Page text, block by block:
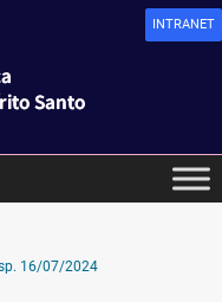
INTRANET
16/07/2024